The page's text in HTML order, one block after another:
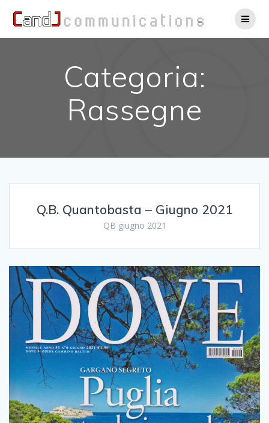
al
Categoria:
Rassegne
Q.B. Quantobasta – Giugno 2021
QB giugno 2021